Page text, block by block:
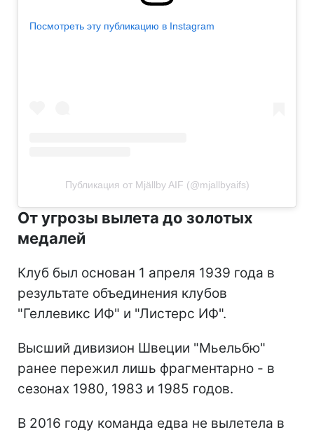
Посмотреть эту публикацию в Instagram
Публикация от Mjällby AIF (@mjallbyaifs)
От угрозы вылета до золотых
медалей
Клуб был основан 1 апреля 1939 года в
результате объединения клубов
"Геллевикс ИФ" и "Листерс ИФ".
Высший дивизион Швеции "Мьельбю"
ранее пережил лишь фрагментарно - в
сезонах 1980, 1983 и 1985 годов.
В 2016 году команда едва не вылетела в